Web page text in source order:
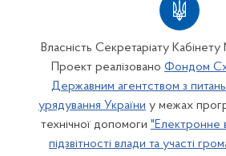
Власність Секретаріату Кабінету
Проект реалізовано Фондом
Державним агентством з
урядування України у межах
технічної допомоги "Електронне
підзвітності влади та участі